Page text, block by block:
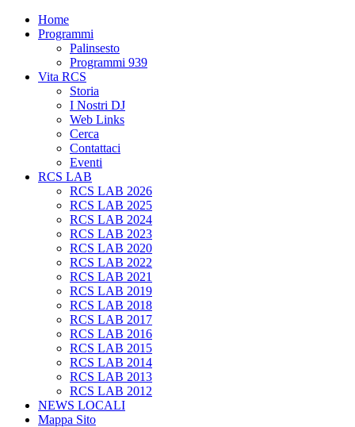
Home
Programmi
Palinsesto
Programmi 939
Vita RCS
Storia
I Nostri DJ
Web Links
Cerca
Contattaci
Eventi
RCS LAB
RCS LAB 2026
RCS LAB 2025
RCS LAB 2024
RCS LAB 2023
RCS LAB 2020
RCS LAB 2022
RCS LAB 2021
RCS LAB 2019
RCS LAB 2018
RCS LAB 2017
RCS LAB 2016
RCS LAB 2015
RCS LAB 2014
RCS LAB 2013
RCS LAB 2012
NEWS LOCALI
Mappa Sito